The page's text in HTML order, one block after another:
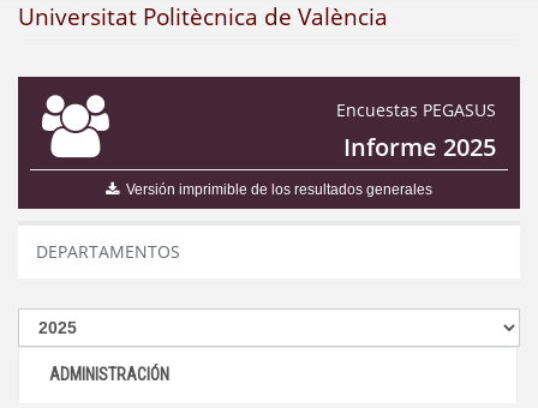
Universitat Politècnica de València
Encuestas PEGASUS
Informe 2025
Versión imprimible de los resultados generales
DEPARTAMENTOS
ADMINISTRACIÓN